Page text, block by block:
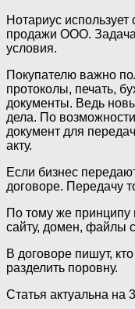
Нотариус
продажи ООО. Задача
условия.
Покупателю важно
протоколы, печать,
документы. Ведь
дела. По
документ для
акту.
Если бизнес
договоре. Передачу
По тому же принципу
сайту, домен, файлы
В договоре пишут,
разделить поровну.
Статья актуальна на